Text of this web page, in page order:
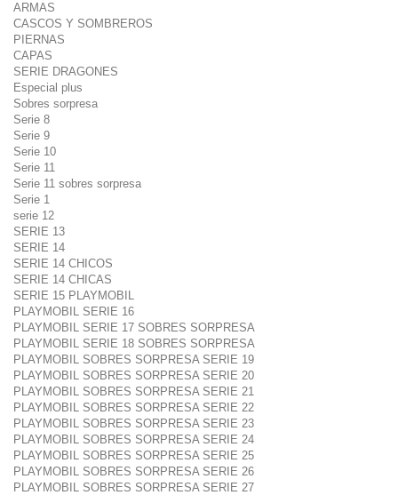
ARMAS
CASCOS Y SOMBREROS
PIERNAS
CAPAS
SERIE DRAGONES
Especial plus
Sobres sorpresa
Serie 8
Serie 9
Serie 10
Serie 11
Serie 11 sobres sorpresa
Serie 1
serie 12
SERIE 13
SERIE 14
SERIE 14 CHICOS
SERIE 14 CHICAS
SERIE 15 PLAYMOBIL
PLAYMOBIL SERIE 16
PLAYMOBIL SERIE 17 SOBRES SORPRESA
PLAYMOBIL SERIE 18 SOBRES SORPRESA
PLAYMOBIL SOBRES SORPRESA SERIE 19
PLAYMOBIL SOBRES SORPRESA SERIE 20
PLAYMOBIL SOBRES SORPRESA SERIE 21
PLAYMOBIL SOBRES SORPRESA SERIE 22
PLAYMOBIL SOBRES SORPRESA SERIE 23
PLAYMOBIL SOBRES SORPRESA SERIE 24
PLAYMOBIL SOBRES SORPRESA SERIE 25
PLAYMOBIL SOBRES SORPRESA SERIE 26
PLAYMOBIL SOBRES SORPRESA SERIE 27